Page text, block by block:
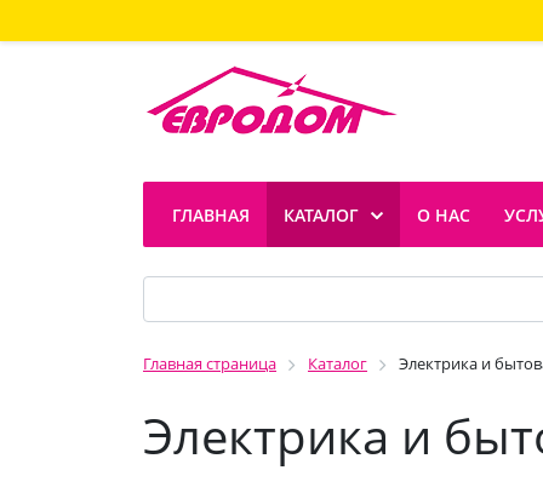
ГЛАВНАЯ КАТАЛОГ О НАС
Главная страница Каталог Электрика и
Электрика и